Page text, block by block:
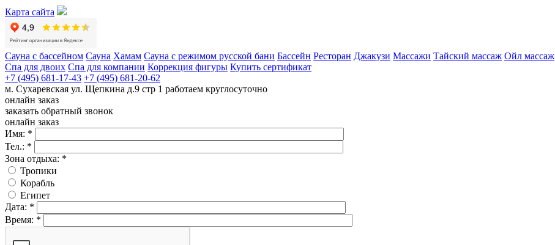
Карта сайта
Сауна с бассейном Cауна Хамам Сауна с режимом русской бани Бассейн Ресторан Джакузи Массажи Тайский массаж Ойл массаж
Спа для двоих Спа для компании Коррекция фигуры Купить сертификат
+7 (495) 681-17-43 +7 (495) 681-20-62
м. Сухаревская ул. Щепкина д.9 стр 1 работаем круглосуточно
онлайн заказ
заказать обратный звонок
онлайн заказ
Имя: *
Тел.: *
Зона отдыха: *
Тропики
Корабль
Египет
Дата: *
Время: *